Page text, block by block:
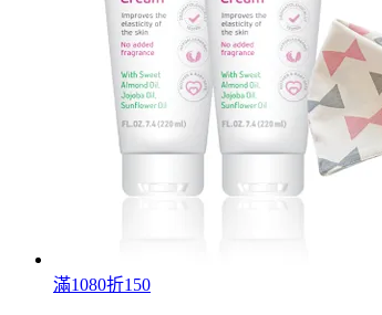
滿1080折150